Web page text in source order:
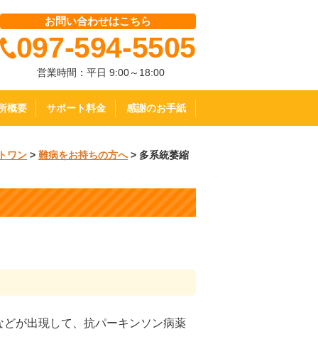
お問い合わせはこちら
097-594-5505
営業時間：平日 9:00～18:00
概要 サポート料金 感謝のお手紙
ワン > 難病をお持ちの方へ> 多系統萎縮
が出現して、抗パーキンソン病薬